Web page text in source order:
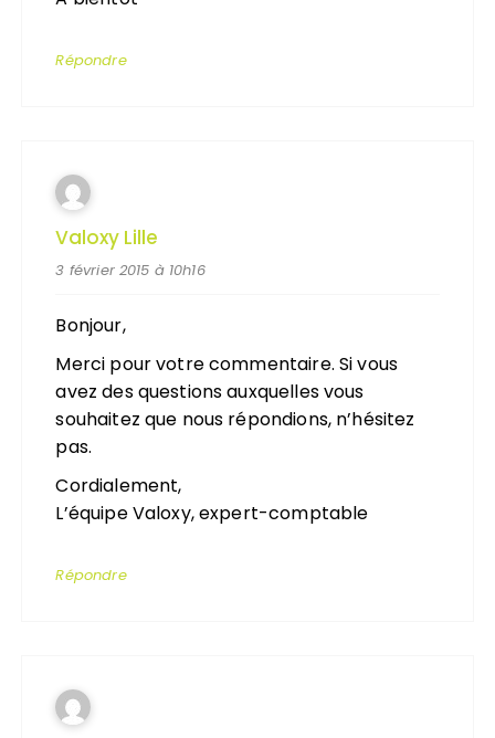
Répondre
Valoxy Lille
3 février 2015 à 10h16
Bonjour,
Merci pour votre commentaire. Si vous
avez des questions auxquelles vous
souhaitez que nous répondions, n’hésitez
pas.
Cordialement,
L’équipe Valoxy, expert-comptable
Répondre